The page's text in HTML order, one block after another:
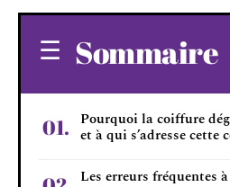
Sommaire
Pourquoi la coiffure
et à qui s’adresse cette
Les erreurs fréquentes